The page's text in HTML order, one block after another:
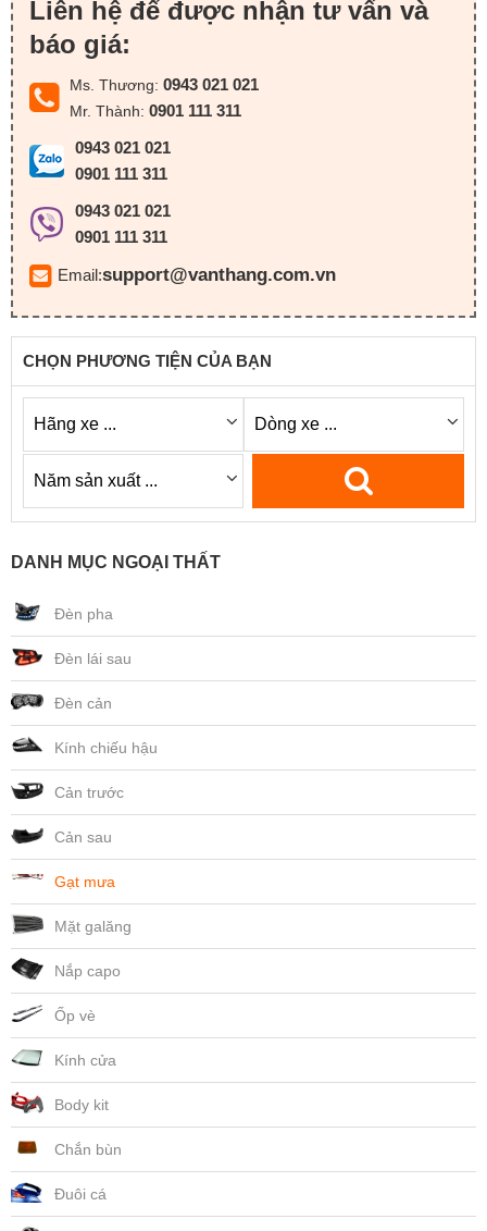
Liên hệ để được nhận tư vấn và
báo giá:
Ms. Thương: 0943 021 021
Mr. Thành: 0901 111 311
0943 021 021
0901 111 311
0943 021 021
0901 111 311
Email:support@vanthang.com.vn
CHỌN PHƯƠNG TIỆN CỦA BẠN
DANH MỤC NGOẠI THẤT
Đèn pha
Đèn lái sau
Đèn cản
Kính chiếu hậu
Cản trước
Cản sau
Gạt mưa
Mặt galăng
Nắp capo
Ốp vè
Kính cửa
Body kit
Chắn bùn
Đuôi cá